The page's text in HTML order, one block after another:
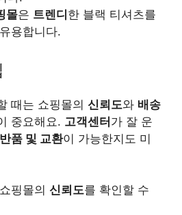
몰은 트렌디 한 블랙 티셔츠를
용합니다.
때는 쇼핑몰의 신뢰도와 배송
중요해요. 고객센터가 잘 운
반품 및 교환이 가능한지도 미
핑몰의 신뢰도를 확인할 수